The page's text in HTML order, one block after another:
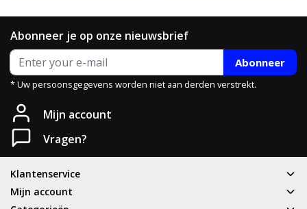
Abonneer je op onze nieuwsbrief
Abonneer
* Uw persoonsgegevens worden niet aan derden verstrekt.
Mijn account
Vragen?
Klantenservice
Mijn account
Heb je een vraag?
Neem gerust contact met ons op.